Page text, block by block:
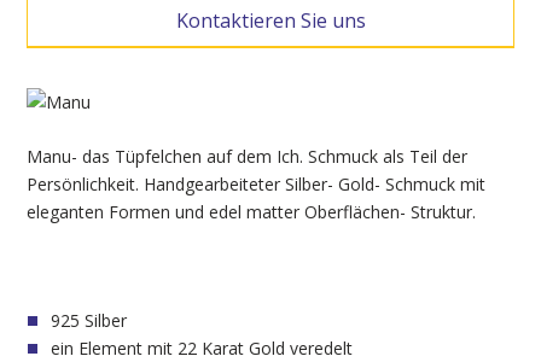
Kontaktieren Sie uns
Manu- das Tüpfelchen auf dem Ich. Schmuck als Teil der
Persönlichkeit. Handgearbeiteter Silber- Gold- Schmuck mit
eleganten Formen und edel matter Oberflächen- Struktur.
925 Silber
ein Element mit 22 Karat Gold veredelt